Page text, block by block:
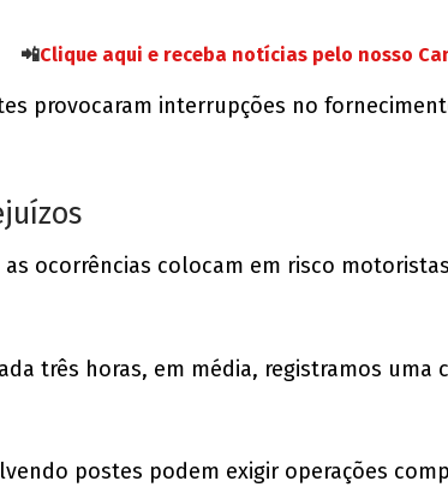
📲Clique aqui e receba notícias pelo nosso
provocaram interrupções no
ocorrências colocam em risco
três horas, em média, registramos uma
postes podem exigir operações